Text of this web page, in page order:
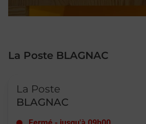
La Poste BLAGNAC
La Poste
BLAGNAC